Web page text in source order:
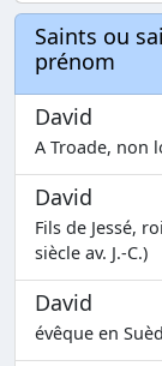
Saints ou
prénom
David
A Troade, non
David
Fils de Jessé,
siècle av. J.-C.)
David
évêque en